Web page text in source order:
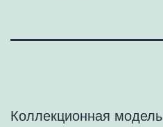
Коллекционная модель